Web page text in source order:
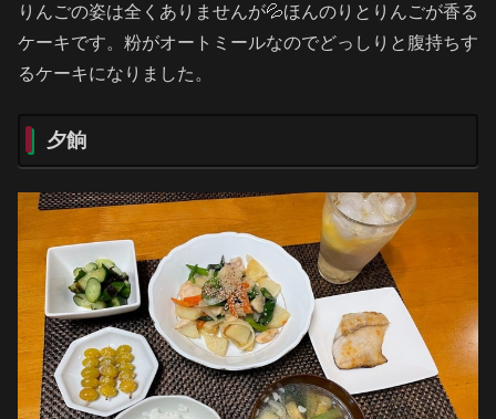
りんごの姿は全くありませんが💦ほんのりとりんごが香る
ケーキです。粉がオートミールなのでどっしりと腹持ちす
るケーキになりました。
夕餉